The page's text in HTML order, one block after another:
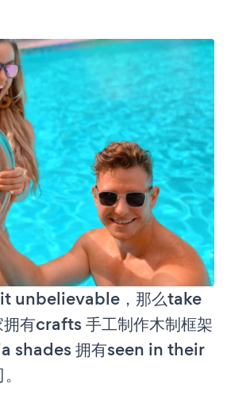
unbelievable，那么take
有crafts 手工制作木制框架
shades 拥有seen in their